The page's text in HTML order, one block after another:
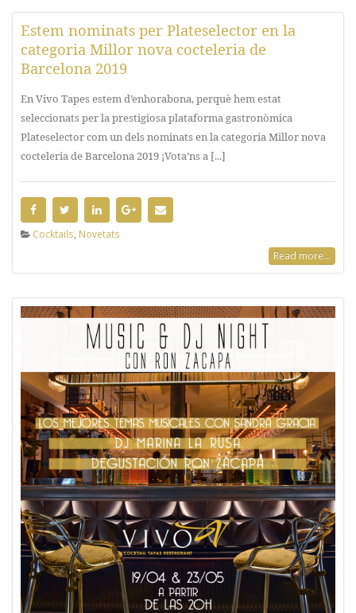
Estem nominats per Plateselector en la
categoria Millor nova cocteleria de
Barcelona 2019
En Vivo Tapes estem d’enhorabona, perquè hem estat
seleccionats per la prestigiosa plataforma gastronòmica
Plateselector com un dels nominats en la categoria Millor nova
cocteleria de Barcelona 2019 ¡Vota’ns a [...]
Cocktails Novetats
Read more...